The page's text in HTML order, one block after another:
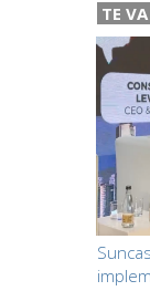
TE